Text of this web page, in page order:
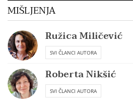
MIŠLJENJA
Ružica Miličević
SVI ČLANCI AUTORA
Roberta Nikšić
SVI ČLANCI AUTORA